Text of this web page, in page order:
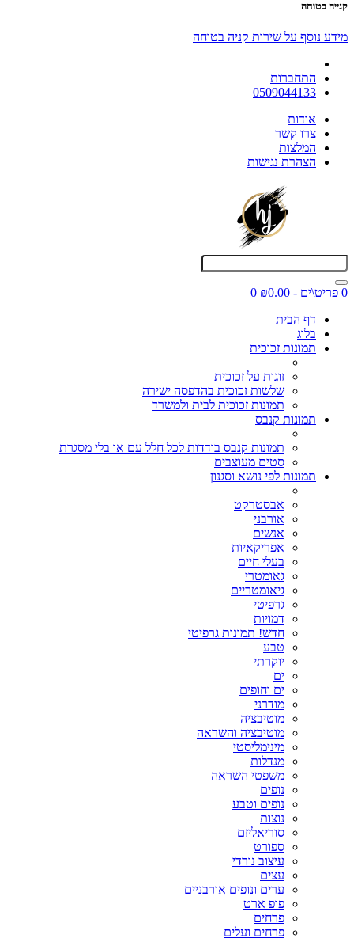
קנייה בטוחה
מידע נוסף על שירות קניה בטוחה
התחברות
0509044133
אודות
צרו קשר
המלצות
הצהרת נגישות
0 פריט\ים - ₪0.00
0
דף הבית
בלוג
תמונות זכוכית
זוגות על זכוכית
שלשות זכוכית בהדפסה ישירה
תמונות זכוכית לבית ולמשרד
תמונות קנבס
תמונות קנבס בודדות לכל חלל עם או בלי מסגרת
סטים מעוצבים
תמונות לפי נושא וסגנון
אבסטרקט
אורבני
אנשים
אפריקאיות
בעלי חיים
גאומטרי
גיאומטריים
גרפיטי
דמויות
חדש! תמונות גרפיטי
טבע
יוקרתי
ים
ים וחופים
מודרני
מוטיבציה
מוטיבציה והשראה
מינימליסטי
מנדלות
משפטי השראה
נופים
נופים וטבע
נוצות
סוריאליזם
ספורט
עיצוב נורדי
עצים
ערים ונופים אורבניים
פופ ארט
פרחים
פרחים ועלים